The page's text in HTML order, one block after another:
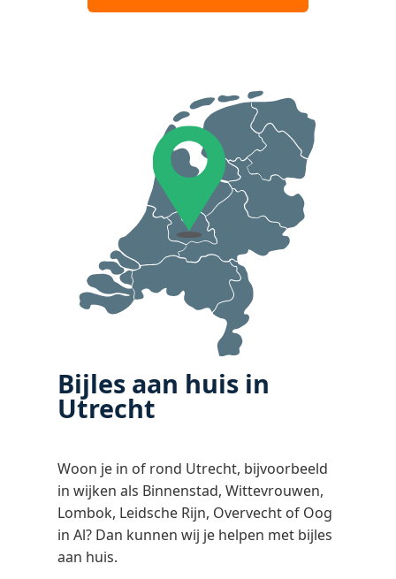
Bijles aan huis in
Utrecht
Woon je in of rond Utrecht, bijvoorbeeld
in wijken als Binnenstad, Wittevrouwen,
Lombok, Leidsche Rijn, Overvecht of Oog
in Al? Dan kunnen wij je helpen met bijles
aan huis.